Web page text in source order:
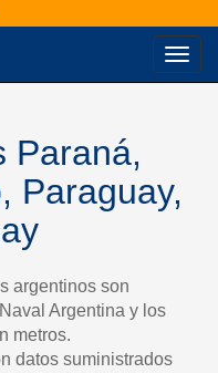
Paraná,
Paraguay,
argentinos son
Argentina y los
metros.
datos suministrados